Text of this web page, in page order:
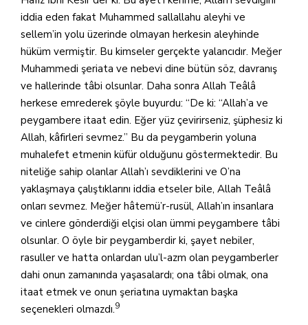
iddia eden fakat Muhammed sallallahu aleyhi ve
sellem’in yolu üzerinde olmayan herkesin aleyhinde
hüküm vermiştir. Bu kimseler gerçekte yalancıdır. Meğer
Muhammedi şeriata ve nebevi dine bütün söz, davranış
ve hallerinde tâbi olsunlar. Daha sonra Allah Teâlâ
herkese emrederek şöyle buyurdu: “De ki: “Allah’a ve
peygambere itaat edin. Eğer yüz çevirirseniz, şüphesiz ki
Allah, kâfirleri sevmez.” Bu da peygamberin yoluna
muhalefet etmenin küfür olduğunu göstermektedir. Bu
niteliğe sahip olanlar Allah’ı sevdiklerini ve O’na
yaklaşmaya çalıştıklarını iddia etseler bile, Allah Teâlâ
onları sevmez. Meğer hâtemü’r-rusül, Allah’ın insanlara
ve cinlere gönderdiği elçisi olan ümmi peygambere tâbi
olsunlar. O öyle bir peygamberdir ki, şayet nebiler,
rasuller ve hatta onlardan ulu’l-azm olan peygamberler
dahi onun zamanında yaşasalardı; ona tâbi olmak, ona
itaat etmek ve onun şeriatına uymaktan başka
seçenekleri olmazdı.9